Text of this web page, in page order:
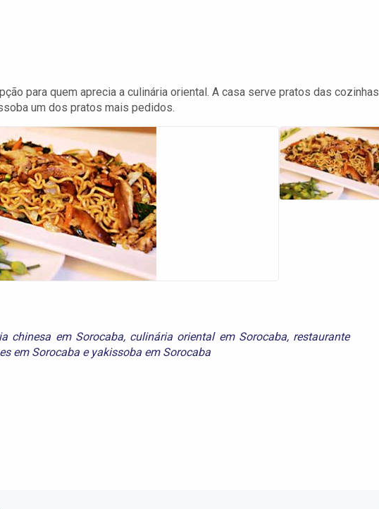
para quem aprecia a culinária oriental. A casa serve pratos das cozinhas
um dos pratos mais pedidos.
chinesa em Sorocaba, culinária oriental em Sorocaba, restaurante
em Sorocaba e yakissoba em Sorocaba